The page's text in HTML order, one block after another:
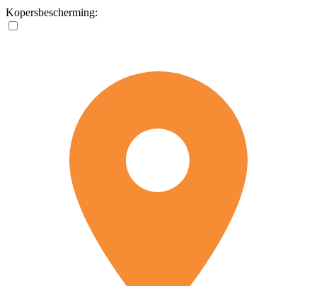
Kopersbescherming: